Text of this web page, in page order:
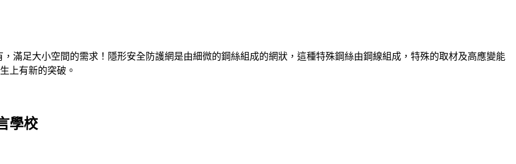
滿足大小空間的需求！隱形安全防護網是由細微的鋼絲組成的網狀，這種特殊鋼絲由鋼線組成，特殊的取材及高應變能
上有新的突破。
學校